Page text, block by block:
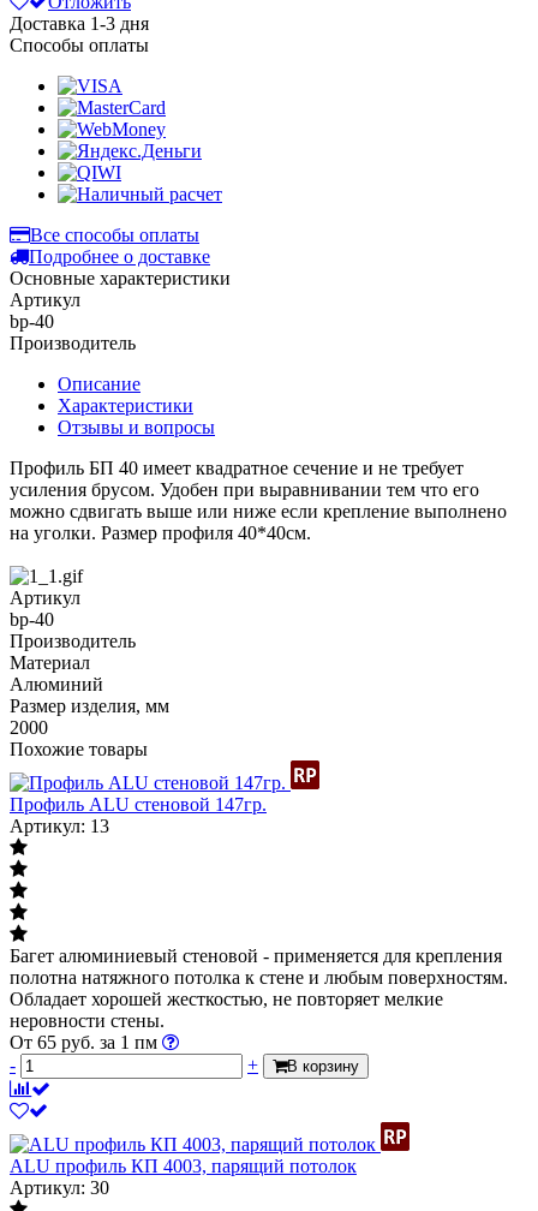
Доставка 1-3 дня
Способы оплаты
Все способы оплаты
Подробнее о доставке
Основные характеристики
Артикул
bp-40
Производитель
Описание
Характеристики
Отзывы и вопросы
Профиль БП 40 имеет квадратное сечение и не требует
усиления брусом. Удобен при выравнивании тем что его
можно сдвигать выше или ниже если крепление выполнено
на уголки. Размер профиля 40*40см.
Артикул
bp-40
Производитель
Материал
Алюминий
Размер изделия, мм
2000
Похожие товары
Профиль ALU стеновой 147гр.
Артикул: 13
Багет алюминиевый стеновой - применяется для крепления
полотна натяжного потолка к стене и любым поверхностям.
Обладает хорошей жесткостью, не повторяет мелкие
неровности стены.
От 65 руб. за 1 пм
-
+ В корзину
ALU профиль КП 4003, парящий потолок
Артикул: 30